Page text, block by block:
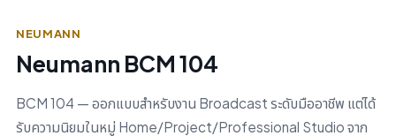
NEUMANN
Neumann BCM 104
BCM 104 — ออกแบบสำหรับงาน Broadcast ระดับมืออาชีพ แต่ได้
รับความนิยมในหมู่ Home/Project/Professional Studio จาก